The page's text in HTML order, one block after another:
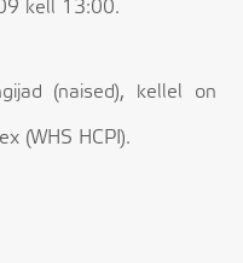
kell 13:00.
(naised), kellel on
(WHS HCPI).